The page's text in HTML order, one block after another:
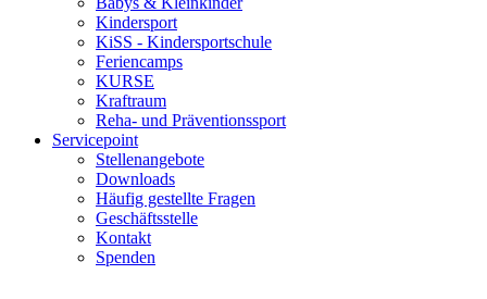
Kindersport
KiSS - Kindersportschule
Feriencamps
KURSE
Kraftraum
Reha- und Präventionssport
Servicepoint
Stellenangebote
Downloads
Häufig gestellte Fragen
Geschäftsstelle
Kontakt
Spenden